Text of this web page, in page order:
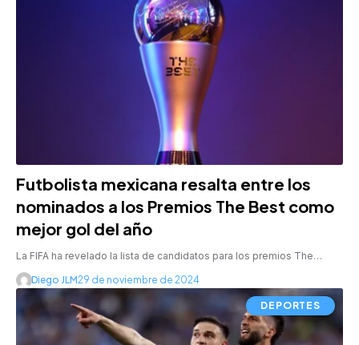
Futbolista mexicana resalta entre los
nominados a los Premios The Best como
mejor gol del año
La FIFA ha revelado la lista de candidatos para los premios The…
Diego JLM29 de noviembre de 2024
DEPORTES